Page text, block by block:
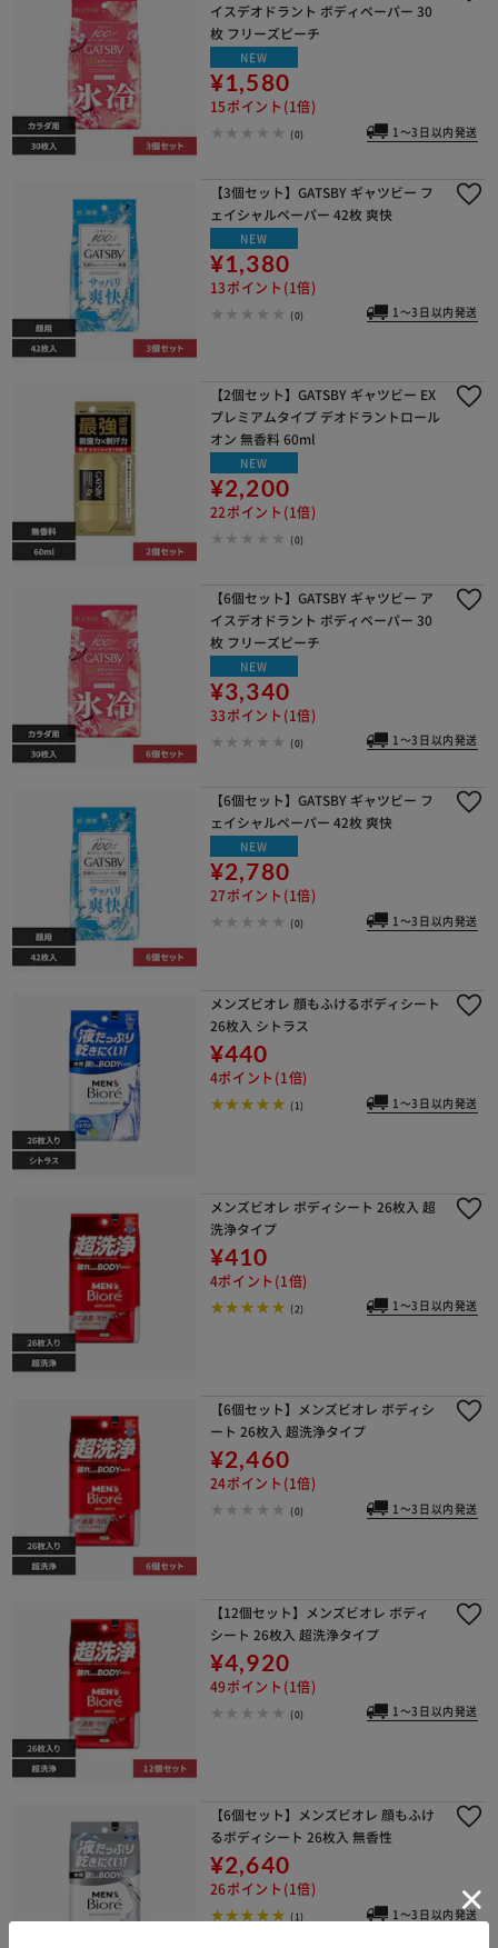
イスデオドラント ボディペーパー 30
枚 フリーズピーチ
NEW
¥1,580
15ポイント(1倍)
(0) 1～3日以内発送
【3個セット】GATSBY ギャツビー フ
ェイシャルペーパー 42枚 爽快
NEW
¥1,380
13ポイント(1倍)
(0) 1～3日以内発送
【2個セット】GATSBY ギャツビー EX
プレミアムタイプ デオドラントロール
オン 無香料 60ml
NEW
¥2,200
22ポイント(1倍)
(0)
【6個セット】GATSBY ギャツビー ア
イスデオドラント ボディペーパー 30
枚 フリーズピーチ
NEW
¥3,340
33ポイント(1倍)
(0) 1～3日以内発送
【6個セット】GATSBY ギャツビー フ
ェイシャルペーパー 42枚 爽快
NEW
¥2,780
27ポイント(1倍)
(0) 1～3日以内発送
メンズビオレ 顔もふけるボディシート
26枚入 シトラス
¥440
4ポイント(1倍)
(1) 1～3日以内発送
メンズビオレ ボディシート 26枚入 超
洗浄タイプ
¥410
4ポイント(1倍)
(2) 1～3日以内発送
【6個セット】メンズビオレ ボディシ
ート 26枚入 超洗浄タイプ
¥2,460
24ポイント(1倍)
(0) 1～3日以内発送
【12個セット】メンズビオレ ボディ
シート 26枚入 超洗浄タイプ
¥4,920
49ポイント(1倍)
(0) 1～3日以内発送
【6個セット】メンズビオレ 顔もふけ
るボディシート 26枚入 無香性
¥2,640
26ポイント(1倍)
(1) 1～3日以内発送